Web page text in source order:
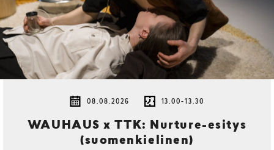
08.08.2026 13.00-13.30
WAUHAUS x TTK: Nurture-esitys
(suomenkielinen)